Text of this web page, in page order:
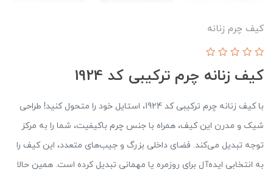
کیف چرم زنانه
کیف زنانه چرم ترکیبی کد 1924
با کیف زنانه چرم ترکیبی کد 1924، استایل خود را متحول کنید! طراحی
شیک و مدرن این کیف، همراه با جنس چرم باکیفیت، شما را به مرکز
توجه تبدیل می‌کند. فضای داخلی بزرگ و جیب‌های متعدد، این کیف را
به انتخابی ایده‌آل برای روزمره یا مهمانی تبدیل کرده است. همین حالا